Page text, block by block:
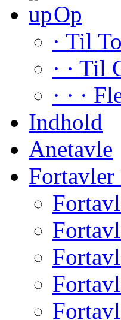
Op
· Til
· · Til
· · ·
Indhold
Anetavle
Fortavler